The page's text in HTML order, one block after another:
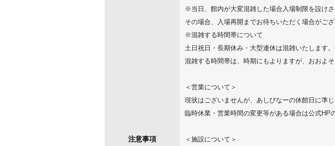
注意事項
※当日、館内が大変混雑した場合入場制限を設けさ
その場合、入場再開までお待ちいただく場合がご
※混雑する時間帯について
土日祝日・長期休み・大型連休は混雑いたします
混雑する時間帯は、時期にもよりますが、おおよ
＜営業について＞
現状はございませんが、あしびなーの休館日に準じ
臨時休業・営業時間の変更等がある場合は公式HP
＜施設について＞